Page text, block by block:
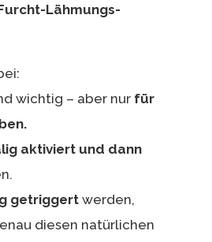
Lähmungs-
wichtig – aber nur für
aktiviert und dann
getriggertwerden,
diesen natürlichen